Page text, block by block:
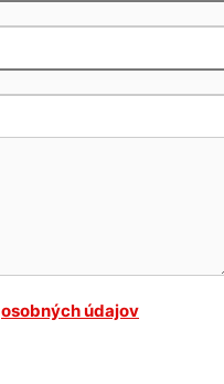
osobných údajov